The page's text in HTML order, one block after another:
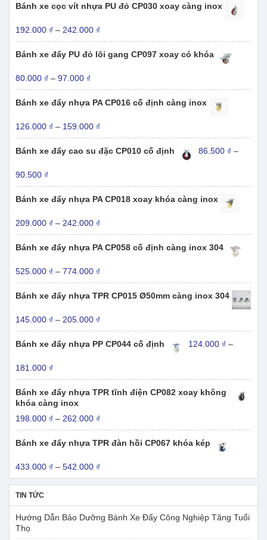
Bánh xe cọc vít nhựa PU đỏ CP030 xoay càng inox
192.000 ₫ – 242.000 ₫
giá:
từ
192.000 ₫
Bánh xe đẩy PU đỏ lõi gang CP097 xoay có khóa
80.000 ₫ – 97.000 ₫
giá:
từ
97.000 ₫
Bánh xe đẩy nhựa PA CP016 cố định càng inox
126.000 ₫ – 159.000 ₫
giá:
từ
126.000 ₫
Bánh xe đẩy cao su đặc CP010 cố định 86.500 ₫ –
90.500 ₫
giá:
từ
86.500 ₫
90.500 ₫
Bánh xe đẩy nhựa PA CP018 xoay khóa càng inox
209.000 ₫ – 242.000 ₫
giá:
từ
Bánh xe đẩy nhựa PA CP058 cố định càng inox 304
525.000 ₫ – 774.000 ₫
giá:
từ
Bánh xe đẩy nhựa TPR CP015 Ø50mm càng inox 304
145.000 ₫ – 205.000 ₫
giá:
từ
Bánh xe đẩy nhựa PP CP044 cố định 124.000 ₫ –
181.000 ₫
giá:
từ
124.000 ₫
đến
181.000 ₫
Bánh xe đẩy nhựa TPR tĩnh điện CP082 xoay không
khóa càng inox
198.000 ₫ – 262.000 ₫
giá:
từ
Bánh xe đẩy nhựa TPR đàn hồi CP067 khóa kép
433.000 ₫ – 542.000 ₫
giá:
từ
đến
542.000 ₫
TIN TỨC
Hướng Dẫn Bảo Dưỡng Bánh Xe Đẩy Công Nghiệp Tăng Tuổi
Thọ